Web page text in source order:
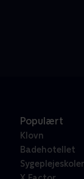
Populært
Klovn
Badehotellet